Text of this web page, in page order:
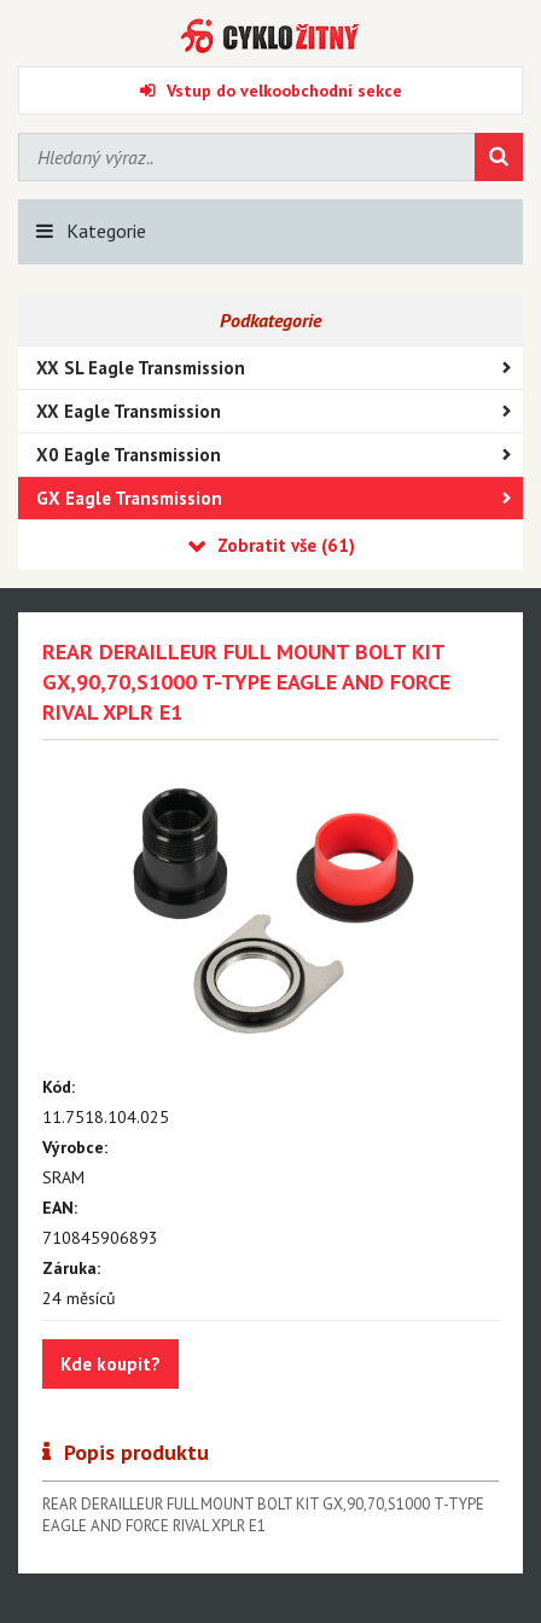
Vstup do velkoobchodní sekce
Kategorie
Podkategorie
XX SL Eagle Transmission
XX Eagle Transmission
X0 Eagle Transmission
GX Eagle Transmission
Eagle 90 Transmission
Eagle 70 Transmission
Eagle S500 - NEW!!!
Eagle S200 - NEW!!!
XX1 Eagle AXS
X01 Eagle AXS
GX Eagle AXS
NX Eagle
SX Eagle
X01DH
GX
GX DH
NX
Hammerhead Karoo
Red AXS E1
Force AXS E1
REAR DERAILLEUR FULL MOUNT BOLT KIT
GX,90,70,S1000 T-TYPE EAGLE AND FORCE
RIVAL XPLR E1
Kód:
11.7518.104.025
Výrobce:
SRAM
EAN:
710845906893
Záruka:
24 měsíců
Kde koupit?
Popis produktu
REAR DERAILLEUR FULL MOUNT BOLT KIT GX,90,70,S1000 T-TYPE
EAGLE AND FORCE RIVAL XPLR E1